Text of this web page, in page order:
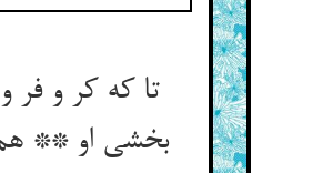
تا که کر و فر و
بخشی او **